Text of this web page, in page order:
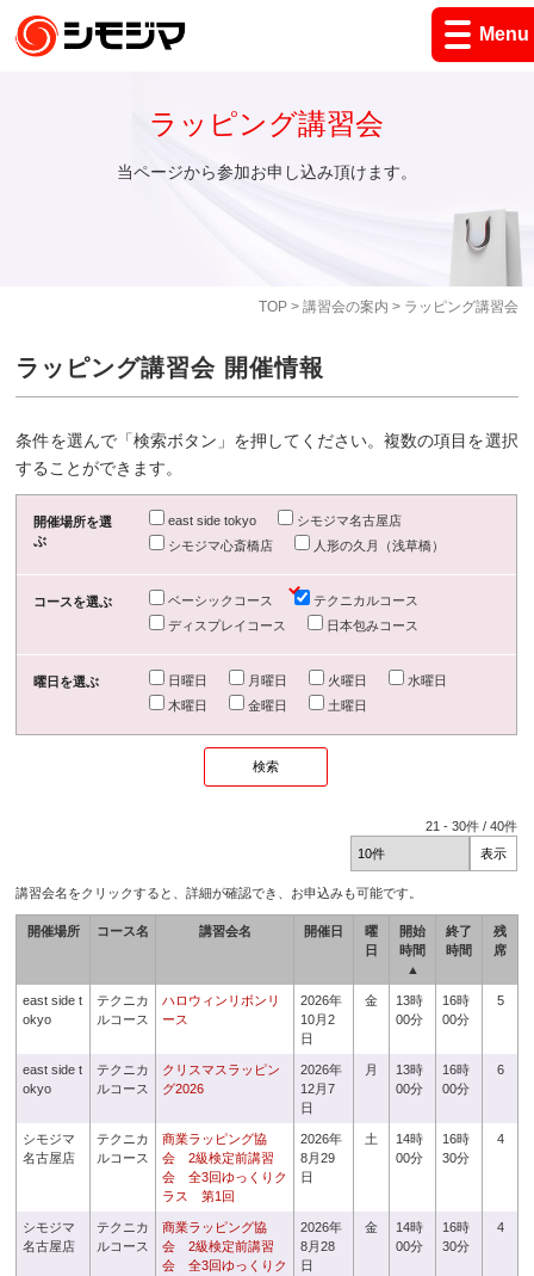
Menu
TOP> 講習会の案内 > ラッピング講習会
ラッピング講習会
当ページから参加お申し込み頂けます。
ラッピング講習会 開催情報
条件を選んで「検索ボタン」を押してください。複数の項目を選択
することができます。
開催場所を選
ぶ
east side tokyo
シモジマ名古屋店
シモジマ心斎橋店
人形の久月（浅草橋）
コースを選ぶ ベーシックコース
テクニカルコース
ディスプレイコース
日本包みコース
曜日を選ぶ 日曜日 月曜日 火曜日
水曜日
木曜日
金曜日 土曜日
21 -30件 /40件
講習会名をクリックすると、詳細が確認でき、お申込みも可能です。
開催場所 コース名 講習会名 開催日
曜
日
開始
時間
▲
終了
時間
残
席
east side t
okyo
テクニカ
ルコース
ハロウィンリボンリ
ース
2026年
10月2
日
金
13時
00分
16時
00分
5
east side t
okyo
テクニカ
ルコース
クリスマスラッピン
グ2026
2026年
12月7
日
月
13時
00分
16時
00分
6
シモジマ
名古屋店
テクニカ
ルコース
商業ラッピング協
会 2級検定前講習
会 全3回ゆっくりク
ラス 第1回
2026年
8月29
日
土
14時
00分
16時
30分
4
シモジマ
名古屋店
テクニカ
ルコース
商業ラッピング協
会 2級検定前講習
会 全3回ゆっくりク
2026年
8月28
日
金
14時
00分
16時
30分
4